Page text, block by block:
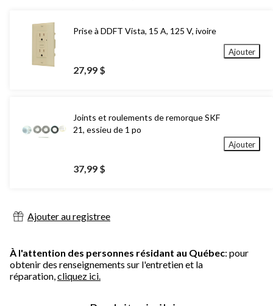
Prise à DDFT Vista, 15 A, 125 V, ivoire
27,99 $
Ajouter
Joints et roulements de remorque SKF
21, essieu de 1 po
37,99 $
Ajouter
Ajouter au registree
À l'attention des personnes résidant au Québec: pour
obtenir des renseignements sur l'entretien et la
réparation,cliquez ici.